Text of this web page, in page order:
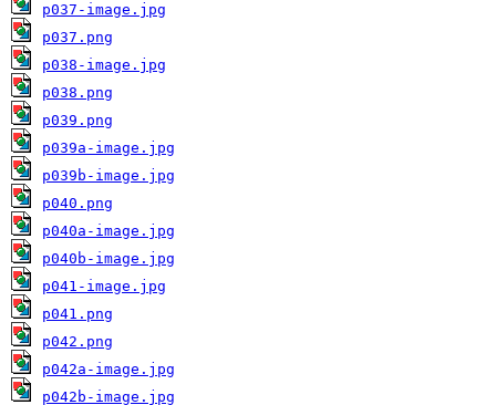
p037-image.jpg
p037.png
p038-image.jpg
p038.png
p039.png
p039a-image.jpg
p039b-image.jpg
p040.png
p040a-image.jpg
p040b-image.jpg
p041-image.jpg
p041.png
p042.png
p042a-image.jpg
p042b-image.jpg